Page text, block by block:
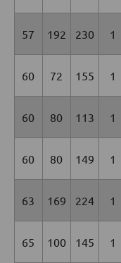
57 192 230 1
60 72 155 1
60 80 113 1
60 80 149 1
63 169 224 1
65 100 145 1